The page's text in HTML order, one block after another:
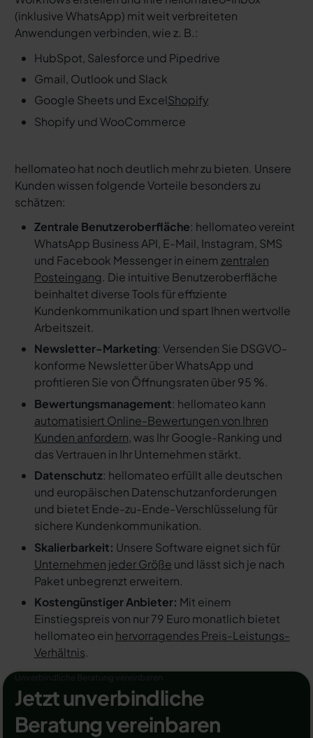
(inklusive WhatsApp) mit weit verbreiteten
Anwendungen verbinden, wie z. B.:
HubSpot, Salesforce und Pipedrive
Gmail, Outlook und Slack
Google Sheets und ExcelShopify
Shopify und WooCommerce
hellomateo hat noch deutlich mehr zu bieten. Unsere
Kunden wissen folgende Vorteile besonders zu
schätzen:
Zentrale Benutzeroberfläche: hellomateo vereint
WhatsApp Business API, E-Mail, Instagram, SMS
und Facebook Messenger in einem zentralen
Posteingang. Die intuitive Benutzeroberfläche
beinhaltet diverse Tools für effiziente
Kundenkommunikation und spart Ihnen wertvolle
Arbeitszeit.
Newsletter-Marketing: Versenden Sie DSGVO-
konforme Newsletter über WhatsApp und
profitieren Sie von Öffnungsraten über 95 %.
Bewertungsmanagement: hellomateo kann
automatisiert Online-Bewertungen von Ihren
Kunden anfordern, was Ihr Google-Ranking und
das Vertrauen in Ihr Unternehmen stärkt.
Datenschutz: hellomateo erfüllt alle deutschen
und europäischen Datenschutzanforderungen
und bietet Ende-zu-Ende-Verschlüsselung für
sichere Kundenkommunikation.
Skalierbarkeit: Unsere Software eignet sich für
Unternehmen jeder Größe und lässt sich je nach
Paket unbegrenzt erweitern.
Kostengünstiger Anbieter: Mit einem
Einstiegspreis von nur 79 Euro monatlich bietet
hellomateo ein hervorragendes Preis-Leistungs-
Verhältnis.
Jetzt unverbindliche
Beratung vereinbaren